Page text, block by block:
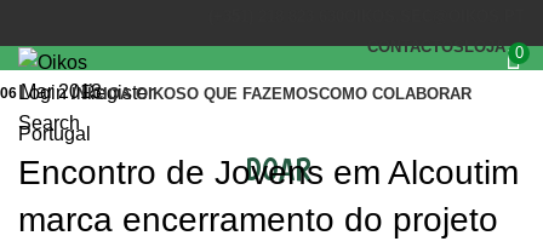
CONTACTOSLOJA 0
Login / Register
Search
INÍCIOA OIKOSO QUE FAZEMOSCOMO COLABORAR
DOAR
Portugal
Encontro de Jovens em Alcoutim
marca encerramento do projeto
06 Mar 2013